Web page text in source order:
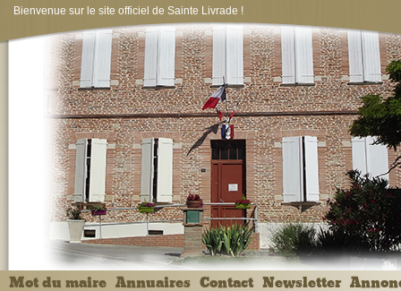
Bienvenue sur le site officiel de Sainte Livrade !
Mot du maire Annuaires Contact Newsletter